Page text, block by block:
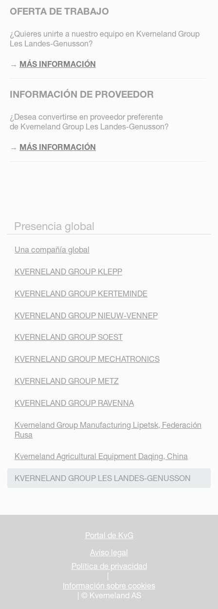
OFERTA DE TRABAJO
¿Quieres unirte a nuestro equipo en Kverneland Group
Les Landes-Genusson?
→ MÁS INFORMACIÓN
INFORMACIÓN DE PROVEEDOR
¿Desea convertirse en proveedor preferente
de Kverneland Group Les Landes-Genusson?
→ MÁS INFORMACIÓN
Presencia global
Una compañía global
KVERNELAND GROUP KLEPP
KVERNELAND GROUP KERTEMINDE
KVERNELAND GROUP NIEUW-VENNEP
KVERNELAND GROUP SOEST
KVERNELAND GROUP MECHATRONICS
KVERNELAND GROUP METZ
KVERNELAND GROUP RAVENNA
Kverneland Group Manufacturing Lipetsk, Federación
Rusa
Kverneland Agricultural Equipment Daqing, China
KVERNELAND GROUP LES LANDES-GENUSSON
Portal de KvG
Aviso legal
Política de privacidad
|
Información sobre cookies
| © Kverneland AS